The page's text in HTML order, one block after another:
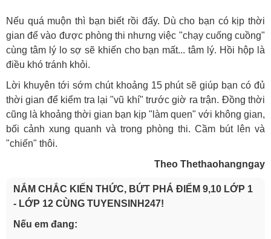
Nếu quá muộn thì bạn biết rồi đấy. Dù cho bạn có kịp thời
gian để vào được phòng thi nhưng việc "chạy cuống cuồng"
cùng tâm lý lo sợ sẽ khiến cho bạn mất... tâm lý. Hồi hộp là
điều khó tránh khỏi.
Lời khuyên tới sớm chút khoảng 15 phút sẽ giúp bạn có đủ
thời gian để kiểm tra lại "vũ khí" trước giờ ra trận. Đồng thời
cũng là khoảng thời gian bạn kịp "làm quen" với không gian,
bối cảnh xung quanh và trong phòng thi. Cầm bút lên và
"chiến" thôi.
Theo Thethaohangngay
NẮM CHẮC KIẾN THỨC, BỨT PHÁ ĐIỂM 9,10 LỚP 1
- LỚP 12 CÙNG TUYENSINH247!
Nếu em đang: